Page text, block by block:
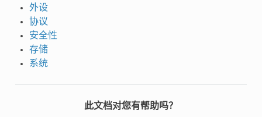
外设
协议
安全性
存储
系统
此文档对您有帮助吗？